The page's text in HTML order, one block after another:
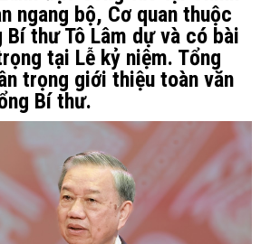
ngang bộ, Cơ quan thuộc
Bí thư Tô Lâm dự và có bài
tại Lễ kỷ niệm. Tổng
trọng giới thiệu toàn văn
Bí thư.